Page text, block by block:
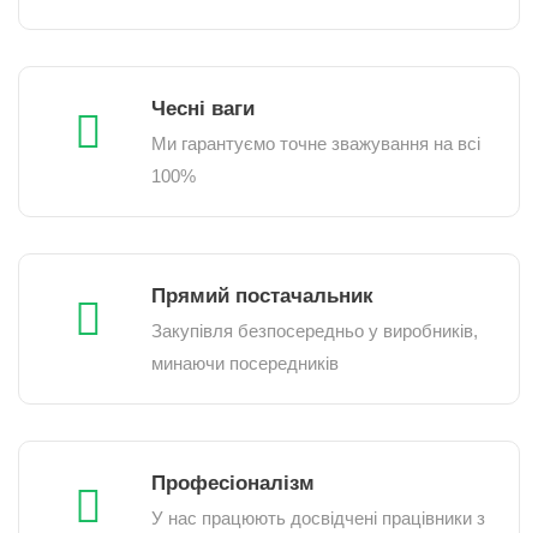
Чесні ваги
Ми гарантуємо точне зважування на всі
100%
Прямий постачальник
Закупівля безпосередньо у виробників,
минаючи посередників
Професіоналізм
У нас працюють досвідчені працівники з